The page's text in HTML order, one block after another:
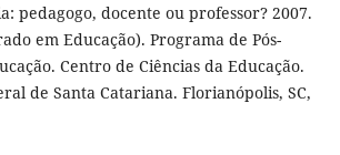
pedagogo, docente ou professor? 2007.
em Educação). Programa de Pós-
Centro de Ciências da Educação.
de Santa Catariana. Florianópolis, SC,